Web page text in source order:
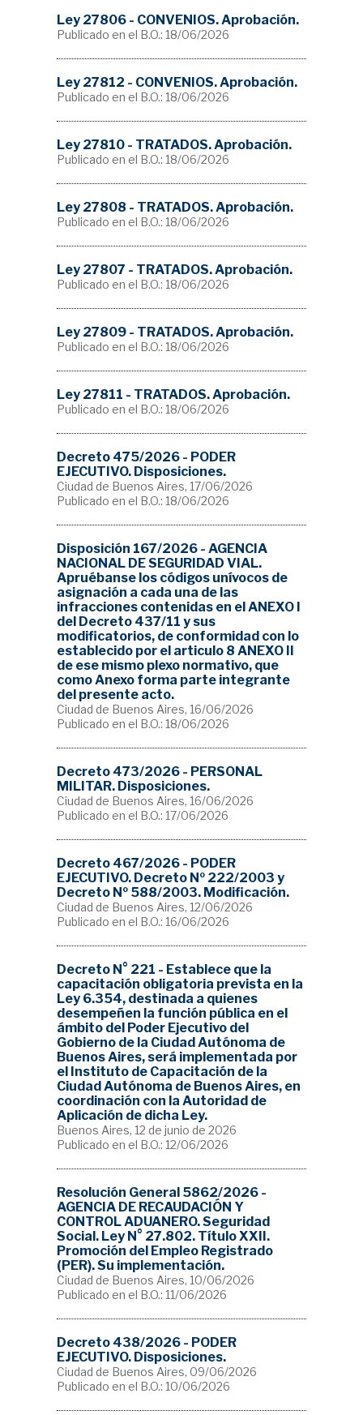
Ley 27806 - CONVENIOS. Aprobación.
Publicado en el B.O.: 18/06/2026
Ley 27812 - CONVENIOS. Aprobación.
Publicado en el B.O.: 18/06/2026
Ley 27810 - TRATADOS. Aprobación.
Publicado en el B.O.: 18/06/2026
Ley 27808 - TRATADOS. Aprobación.
Publicado en el B.O.: 18/06/2026
Ley 27807 - TRATADOS. Aprobación.
Publicado en el B.O.: 18/06/2026
Ley 27809 - TRATADOS. Aprobación.
Publicado en el B.O.: 18/06/2026
Ley 27811 - TRATADOS. Aprobación.
Publicado en el B.O.: 18/06/2026
Decreto 475/2026 - PODER
EJECUTIVO. Disposiciones.
Ciudad de Buenos Aires, 17/06/2026
Publicado en el B.O.: 18/06/2026
Disposición 167/2026 - AGENCIA
NACIONAL DE SEGURIDAD VIAL.
Apruébanse los códigos unívocos de
asignación a cada una de las
infracciones contenidas en el ANEXO I
del Decreto 437/11 y sus
modificatorios, de conformidad con lo
establecido por el articulo 8 ANEXO II
de ese mismo plexo normativo, que
como Anexo forma parte integrante
del presente acto.
Ciudad de Buenos Aires, 16/06/2026
Publicado en el B.O.: 18/06/2026
Decreto 473/2026 - PERSONAL
MILITAR. Disposiciones.
Ciudad de Buenos Aires, 16/06/2026
Publicado en el B.O.: 17/06/2026
Decreto 467/2026 - PODER
EJECUTIVO. Decreto Nº 222/2003 y
Decreto Nº 588/2003. Modificación.
Ciudad de Buenos Aires, 12/06/2026
Publicado en el B.O.: 16/06/2026
Decreto N° 221 - Establece que la
capacitación obligatoria prevista en la
Ley 6.354, destinada a quienes
desempeñen la función pública en el
ámbito del Poder Ejecutivo del
Gobierno de la Ciudad Autónoma de
Buenos Aires, será implementada por
el Instituto de Capacitación de la
Ciudad Autónoma de Buenos Aires, en
coordinación con la Autoridad de
Aplicación de dicha Ley.
Buenos Aires, 12 de junio de 2026
Publicado en el B.O.: 12/06/2026
Resolución General 5862/2026 -
AGENCIA DE RECAUDACIÓN Y
CONTROL ADUANERO. Seguridad
Social. Ley N° 27.802. Título XXII.
Promoción del Empleo Registrado
(PER). Su implementación.
Ciudad de Buenos Aires, 10/06/2026
Publicado en el B.O.: 11/06/2026
Decreto 438/2026 - PODER
EJECUTIVO. Disposiciones.
Ciudad de Buenos Aires, 09/06/2026
Publicado en el B.O.: 10/06/2026